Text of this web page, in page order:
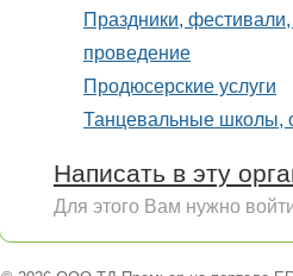
Праздники,
проведение
Продюсерские услуги
Танцевальные школы,
Написать в эту
Для этого Вам нужно